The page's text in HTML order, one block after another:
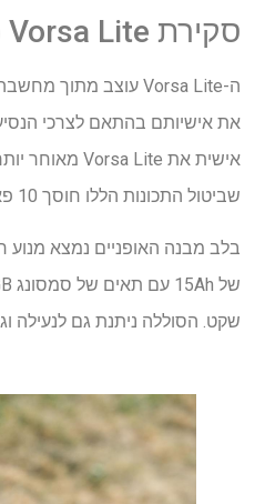
סקירת Ride1Up Vorsa Lite: עיצוב
את אישיותם בהתאם לצרכי
שביטול התכונות הללו חוסך 10 פאונד על פני Vorsa Original. ה-Vorsa Lite שוקל 61 פאונד.
שקט. הסוללה ניתנת גם לנעילה